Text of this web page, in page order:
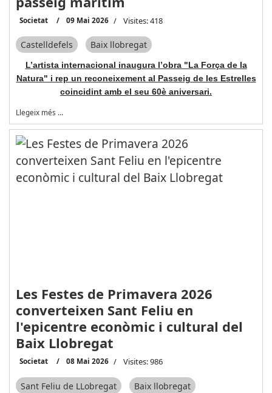
Societat 09 Mai 2026 Visites: 418
Castelldefels Baix llobregat
L’artista internacional inaugura l’obra "La Força de la
Natura" i rep un reconeixement al Passeig de les Estrelles
coincidint amb el seu 60è aniversari.
Llegeix més …
Les Festes de Primavera 2026
converteixen Sant Feliu en
l'epicentre econòmic i cultural del
Baix Llobregat
Societat 08 Mai 2026 Visites: 986
Sant Feliu de LLobregat Baix llobregat